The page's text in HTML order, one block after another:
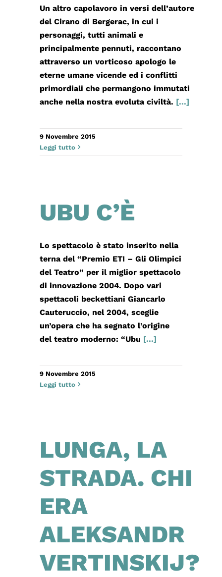
Un altro capolavoro in versi dell’autore
del Cirano di Bergerac, in cui i
personaggi, tutti animali e
principalmente pennuti, raccontano
attraverso un vorticoso apologo le
eterne umane vicende ed i conflitti
primordiali che permangono immutati
anche nella nostra evoluta civiltà. [...]
9 Novembre 2015
Leggi tutto
UBU C’È
Lo spettacolo è stato inserito nella
terna del “Premio ETI – Gli Olimpici
del Teatro” per il miglior spettacolo
di innovazione 2004. Dopo vari
spettacoli beckettiani Giancarlo
Cauteruccio, nel 2004, sceglie
un’opera che ha segnato l’origine
del teatro moderno: “Ubu [...]
9 Novembre 2015
Leggi tutto
LUNGA, LA
STRADA. CHI
ERA
ALEKSANDR
VERTINSKIJ?